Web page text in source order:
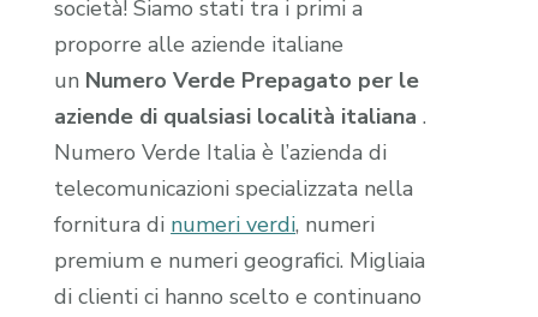
società! Siamo stati tra i primi a
proporre alle aziende italiane
un Numero Verde Prepagato per le
aziende di qualsiasi località italiana.
Numero Verde Italia è l’azienda di
telecomunicazioni specializzata nella
fornitura di numeri verdi, numeri
premium e numeri geografici. Migliaia
di clienti ci hanno scelto e continuano